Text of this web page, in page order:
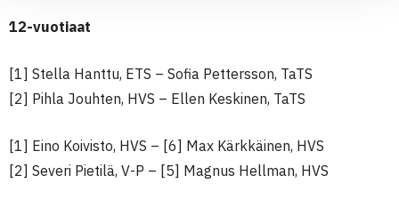
12-vuotiaat
[1] Stella Hanttu, ETS – Sofia Pettersson, TaTS
[2] Pihla Jouhten, HVS – Ellen Keskinen, TaTS
[1] Eino Koivisto, HVS – [6] Max Kärkkäinen, HVS
[2] Severi Pietilä, V-P – [5] Magnus Hellman, HVS